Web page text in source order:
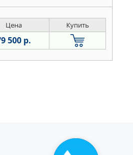
Цена Купить
500 р.